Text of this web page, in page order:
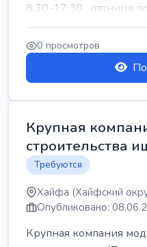
8:30-17:30 , пятница
0 просмотров
Крупная
строительства
Требуются
Хайфа (Хайфский
Опубликовано:
Крупная компания